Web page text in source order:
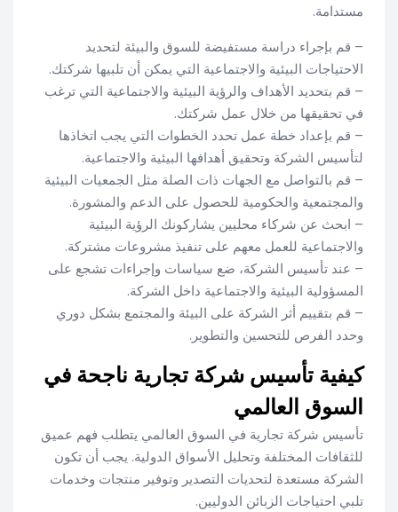
مستدامة.
– قم بإجراء دراسة مستفيضة للسوق والبيئة لتحديد
الاحتياجات البيئية والاجتماعية التي يمكن أن تلبيها شركتك.
– قم بتحديد الأهداف والرؤية البيئية والاجتماعية التي ترغب
في تحقيقها من خلال عمل شركتك.
– قم بإعداد خطة عمل تحدد الخطوات التي يجب اتخاذها
لتأسيس الشركة وتحقيق أهدافها البيئية والاجتماعية.
– قم بالتواصل مع الجهات ذات الصلة مثل الجمعيات البيئية
والمجتمعية والحكومية للحصول على الدعم والمشورة.
– ابحث عن شركاء محليين يشاركونك الرؤية البيئية
والاجتماعية للعمل معهم على تنفيذ مشروعات مشتركة.
– عند تأسيس الشركة، ضع سياسات وإجراءات تشجع على
المسؤولية البيئية والاجتماعية داخل الشركة.
– قم بتقييم أثر الشركة على البيئة والمجتمع بشكل دوري
وحدد الفرص للتحسين والتطوير.
كيفية تأسيس شركة تجارية ناجحة في
السوق العالمي
تأسيس شركة تجارية في السوق العالمي يتطلب فهم عميق
للثقافات المختلفة وتحليل الأسواق الدولية. يجب أن تكون
الشركة مستعدة لتحديات التصدير وتوفير منتجات وخدمات
تلبي احتياجات الزبائن الدوليين.